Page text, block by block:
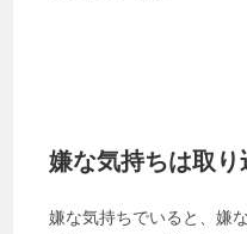
嫌な気持ちは取
嫌な気持ちでいると、嫌